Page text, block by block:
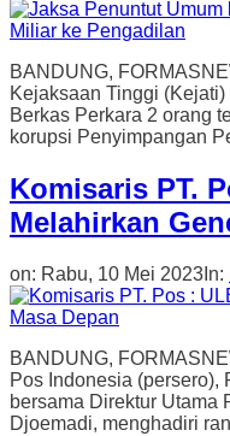
BANDUNG,
Kejaksaan Tinggi
Berkas Perkara 2 orang
korupsi Penyimpangan
Komisaris PT.
Melahirkan
on: Rabu, 10 Mei 2023 In:
BANDUNG,
Pos Indonesia (persero),
bersama Direktur Utama
Djoemadi, menghadiri